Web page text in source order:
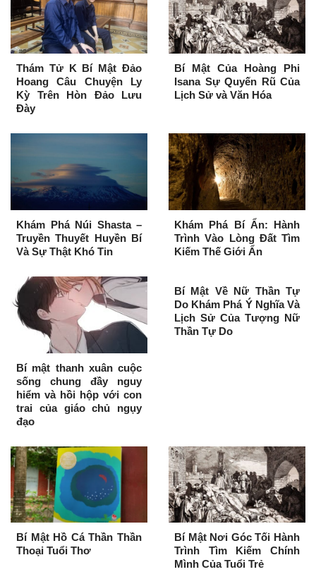
Thám Tử K Bí Mật Đảo
Hoang Câu Chuyện Ly
Kỳ Trên Hòn Đảo Lưu
Đày
Bí Mật Của Hoàng Phi
Isana Sự Quyến Rũ Của
Lịch Sử và Văn Hóa
Khám Phá Núi Shasta –
Truyền Thuyết Huyền Bí
Và Sự Thật Khó Tin
Khám Phá Bí Ẩn: Hành
Trình Vào Lòng Đất Tìm
Kiếm Thế Giới Ẩn
Bí mật thanh xuân cuộc
sống chung đầy nguy
hiểm và hồi hộp với con
trai của giáo chủ ngụy
đạo
Bí Mật Về Nữ Thần Tự
Do Khám Phá Ý Nghĩa Và
Lịch Sử Của Tượng Nữ
Thần Tự Do
Bí Mật Hồ Cá Thần Thần
Thoại Tuổi Thơ
Bí Mật Nơi Góc Tối Hành
Trình Tìm Kiếm Chính
Mình Của Tuổi Trẻ